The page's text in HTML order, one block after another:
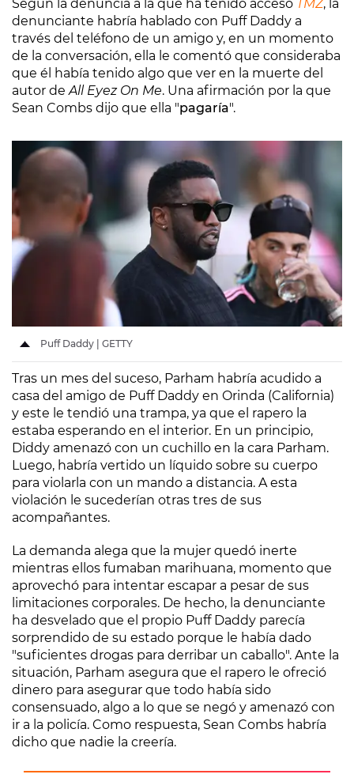
Según la denuncia a la que ha tenido acceso TMZ, la
denunciante habría hablado con Puff Daddy a
través del teléfono de un amigo y, en un momento
de la conversación, ella le comentó que consideraba
que él había tenido algo que ver en la muerte del
autor deAll Eyez On Me. Una afirmación por la que
Sean Combs dijo que ella "pagaría".
Puff Daddy | GETTY
Tras un mes del suceso, Parham habría acudido a
casa del amigo de Puff Daddy en Orinda (California)
y este le tendió una trampa, ya que el rapero la
estaba esperando en el interior. En un principio,
Diddy amenazó con un cuchillo en la cara Parham.
Luego, habría vertido un líquido sobre su cuerpo
para violarla con un mando a distancia. A esta
violación le sucederían otras tres de sus
acompañantes.
La demanda alega que la mujer quedó inerte
mientras ellos fumaban marihuana, momento que
aprovechó para intentar escapar a pesar de sus
limitaciones corporales. De hecho, la denunciante
ha desvelado que el propio Puff Daddy parecía
sorprendido de su estado porque le había dado
"suficientes drogas para derribar un caballo". Ante la
situación, Parham asegura que el rapero le ofreció
dinero para asegurar que todo había sido
consensuado, algo a lo que se negó y amenazó con
ir a la policía. Como respuesta, Sean Combs habría
dicho que nadie la creería.